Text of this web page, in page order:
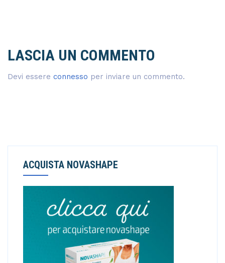
LASCIA UN COMMENTO
Devi essere connesso per inviare un commento.
ACQUISTA NOVASHAPE